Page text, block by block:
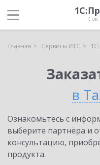
Главная Сервисы ИТС
в
Ознакомьтесь с
выберите партнёра и
консультацию,
продукта.